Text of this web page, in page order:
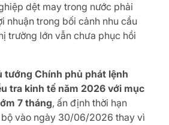
dệt may trong nước phải
nhuận trong bối cảnh nhu cầu
trường lớn vẫn chưa phục hồi
tướng Chính phủ phát lệnh
tra kinh tế năm 2026 với mục
7 tháng, ấn định thời hạn
bộ vào ngày 30/06/2026 thay vì